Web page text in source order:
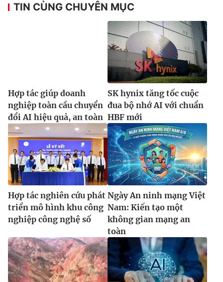
TIN CÙNG CHUYÊN MỤC
Hợp tác giúp doanh
nghiệp toàn cầu chuyển
đổi AI hiệu quả, an toàn
SK hynix tăng tốc cuộc
đua bộ nhớ AI với chuẩn
HBF mới
Hợp tác nghiên cứu phát
triển mô hình khu công
nghiệp công nghệ số
Ngày An ninh mạng Việt
Nam: Kiến tạo một
không gian mạng an
toàn